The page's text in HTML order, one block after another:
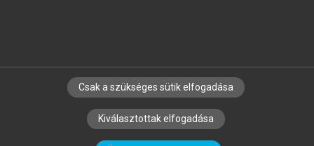
SZERZŐKNEK CÉGEKNEK KÖNYVTÁROSOKNAK
SZERKESZTÉSI ÉS LEKTORÁLÁSI ALAPELVEK
Csak a szükséges sütik elfogadása
Kiválasztottak elfogadása